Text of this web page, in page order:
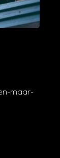
maar-